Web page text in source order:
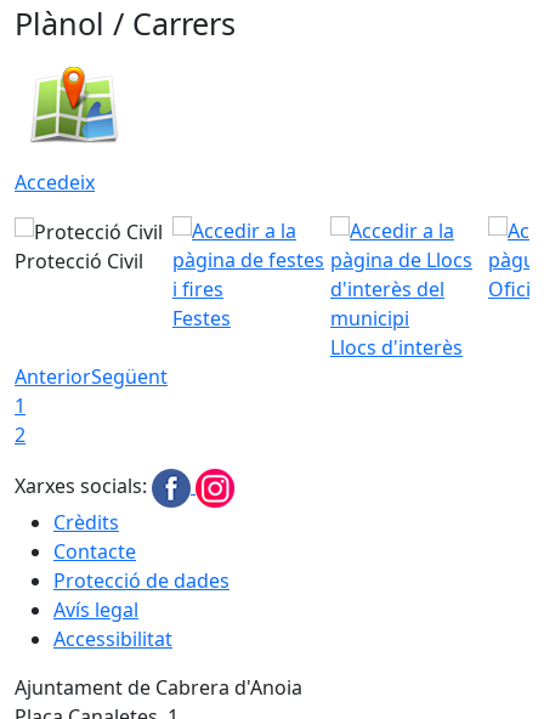
Plànol / Carrers
Accedeix
Protecció Civil
Festes
Llocs d'interès
AnteriorSegüent
1
2
Xarxes socials:
Crèdits
Contacte
Protecció de dades
Avís legal
Accessibilitat
Ajuntament de Cabrera d'Anoia